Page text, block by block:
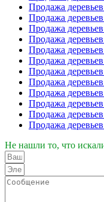
Продажа
Продажа
Продажа
Продажа
Продажа
Продажа
Продажа
Продажа
Продажа
Продажа
Продажа
Продажа
Не нашли то, что